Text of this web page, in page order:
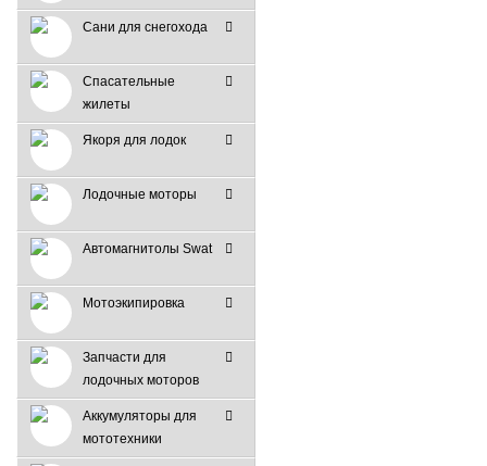
Сани для снегохода
Спасательные
жилеты
Якоря для лодок
Лодочные моторы
Автомагнитолы Swat
Мотоэкипировка
Запчасти для
лодочных моторов
Аккумуляторы для
мототехники